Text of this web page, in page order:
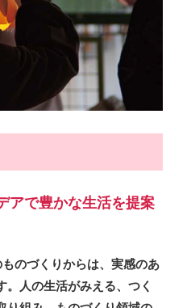
アで豊かな生活を提案
のづくりからは、実感のあ
。人の生活がみえる、つく